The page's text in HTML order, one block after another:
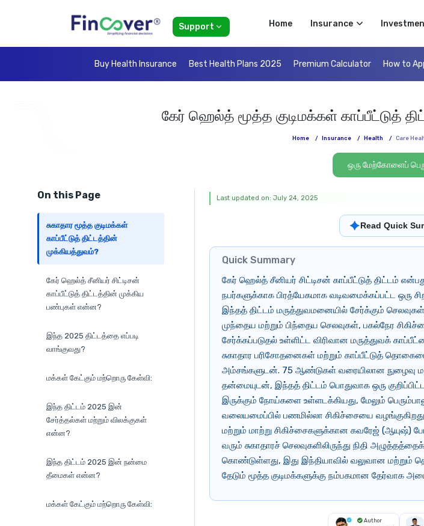
Support Home Insurance
Buy Health Insurance Best Health Plans 2025 Premium Calculator How to
கேர் ஹெல்த் மூத்த குடிமக்கள் காப்பீட்டுத்
Home / Insurance / Health / Care
ஒரு மேற்கோளைப்
On this Page
சுகாதார மூத்த குடிமக்கள்
காப்பீட்டுத் திட்டத்தின்
முக்கியத்துவம்?
கேர் ஹெல்த் சீனியர் சிட்டிசன்
காப்பீட்டுத் திட்டத்தின் முக்கிய
பண்புகள் என்ன?
இந்த 2025 திட்டத்தை எப்படி
வாங்குவது?
மக்கள் கேட்கும் மற்றொரு கேள்வி:
இந்த திட்டம் 2025 இன்
சேர்த்தல்கள் மற்றும் விலக்குகள்
என்ன?
இந்த திட்டம் 2025 இன் நன்மை
தீமைகள் என்ன?
மக்கள் கேட்கும் மற்றொரு கேள்வி:
Last updated on: July 24, 2025
✦Read Quick
Quick Summary
கேர் ஹெல்த் சீனியர் சிட்டிசன் காப்பீட்டுத் திட்டம்
நபர்களுக்காக பிரத்யேகமாக வடிவமைக்கப்பட்ட ஒரு
இந்தத் திட்டம் மருத்துவமனையில் சேர்க்கும்
முந்தைய மற்றும் பிந்தைய செலவுகள், பகல்நேர
சேர்க்கப்படுதல் உள்ளிட்ட விரிவான மருத்துவக்
சுகாதார பரிசோதனைகள் மற்றும் காப்பீட்டுத்
அம்சங்களுடன். 75 ஆண்டுகள் வரையிலான நுழைவு
தன்மையுடன், இந்தத் திட்டம் பொதுவாக ஒரு குறிப்பிட்ட
இருக்கும் நோய்களை உள்ளடக்கியது, மேலும்
வலையமைப்பில் பணமில்லா சிகிச்சையை
மற்றும் மாற்று சிகிச்சைகளுக்கான கவரேஜ் (ஆயுஷ்)
வரும் சுகாதாரச் செலவுகளிலிருந்து நிதி
கொண்டுள்ளது, இது இந்தியாவில் வலுவான மற்றும்
தேடும் மூத்த குடிமக்களுக்கு நம்பகமான தேர்வாக
Author